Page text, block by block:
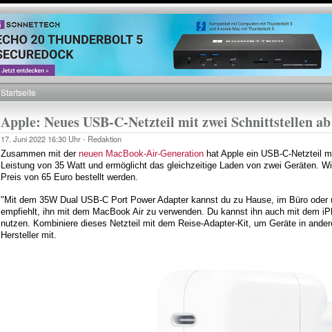
Direkt
zum
Inhalt
Pfadnavigation
Startseite
Apple: Neues USB-C-Netzteil mit zwei Schnittstellen
17. Juni 2022 16:30 Uhr - Redaktion
Zusammen mit der neuen MacBook-Air-Generation hat Apple ein USB-C-Netzteil
Leistung von 35 Watt und ermöglicht das gleichzeitige Laden von zwei Geräten.
Preis von 65 Euro bestellt werden.
"Mit dem 35W Dual USB‑C Port Power Adapter kannst du zu Hause, im Büro
empfiehlt, ihn mit dem MacBook Air zu verwenden. Du kannst ihn auch mit dem
nutzen. Kombiniere dieses Netzteil mit dem Reise-Adapter-Kit, um Geräte in
Hersteller mit.